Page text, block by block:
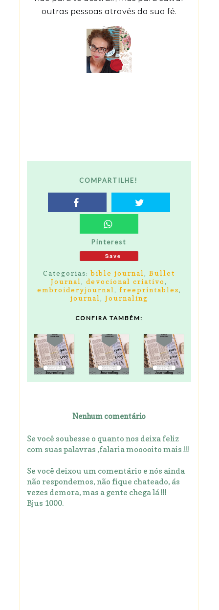
outras pessoas através da sua fé.
COMPARTILHE!
Pinterest
Save
Categorias:bible journal , Bullet
Journal , devocional criativo ,
embroideryjournal , freeprintables,
journal , Journaling
CONFIRA TAMBÉM:
Nenhum comentário
Se você soubesse o quanto nos deixa feliz
com suas palavras ,falaria mooooito mais !!!
Se você deixou um comentário e nós ainda
não respondemos, não fique chateado, ás
vezes demora, mas a gente chega lá !!!
Bjus 1000.